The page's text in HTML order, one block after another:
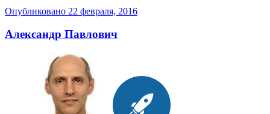
Опубликовано 22 февраля, 2016
Александр Павлович